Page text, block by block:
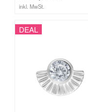
inkl. MwSt.
DEAL